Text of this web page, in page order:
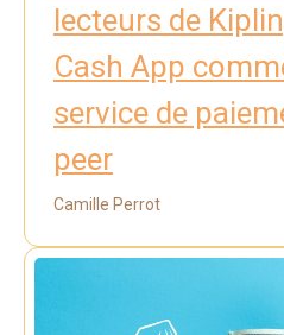
lecteurs de
Cash App
service de
peer
Camille Perrot